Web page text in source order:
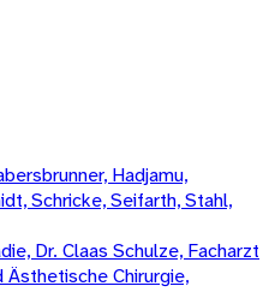
Hadjamu,
Schricke, Seifarth, Stahl,
Dr. Claas Schulze, Facharzt
Ästhetische Chirurgie,